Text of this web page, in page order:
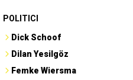
POLITICI
Dick Schoof
Dilan Yesilgöz
Femke Wiersma